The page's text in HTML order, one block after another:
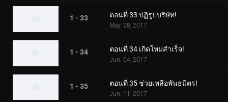
1 - 33 ตอนที่ 33 ปฏิรูปบริษัท!
May. 28, 2017
1 - 34 ตอนที่ 34 เกิดใหม่สำเร็จ!
Jun. 04, 2017
1 - 35 ตอนที่ 35 ช่วยเหลือพันธมิตร!
Jun. 11, 2017